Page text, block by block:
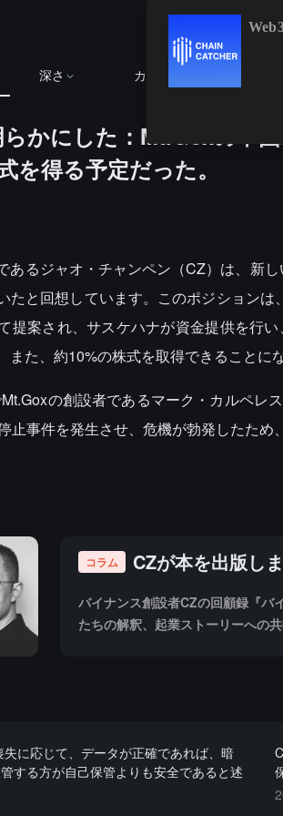
深さ カレンダー
かにした：Mt.Goxの中
を得る予定だった。
あるジャオ・チャンペン（CZ）は、新
たと回想しています。このポジション
提案され、サスケハナが資金提供を行
また、約10%の株式を取得できることに
の創設者であるマーク・カルペレ
止事件を発生させ、危機が勃発したため
コラム CZが本を出版し
バイナンス創設者CZの回顧録『バ
たちの解釈、起業ストーリーへの
に応じて、データが正確であれば、暗
する方が自己保管よりも安全であると述